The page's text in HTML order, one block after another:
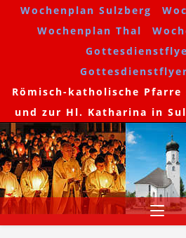
Wochenplan Sulzberg
Wochenplan Thal
Römisch-katholische
und zur Hl. Katharina in